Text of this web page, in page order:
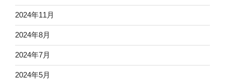
2024年11月
2024年8月
2024年7月
2024年5月